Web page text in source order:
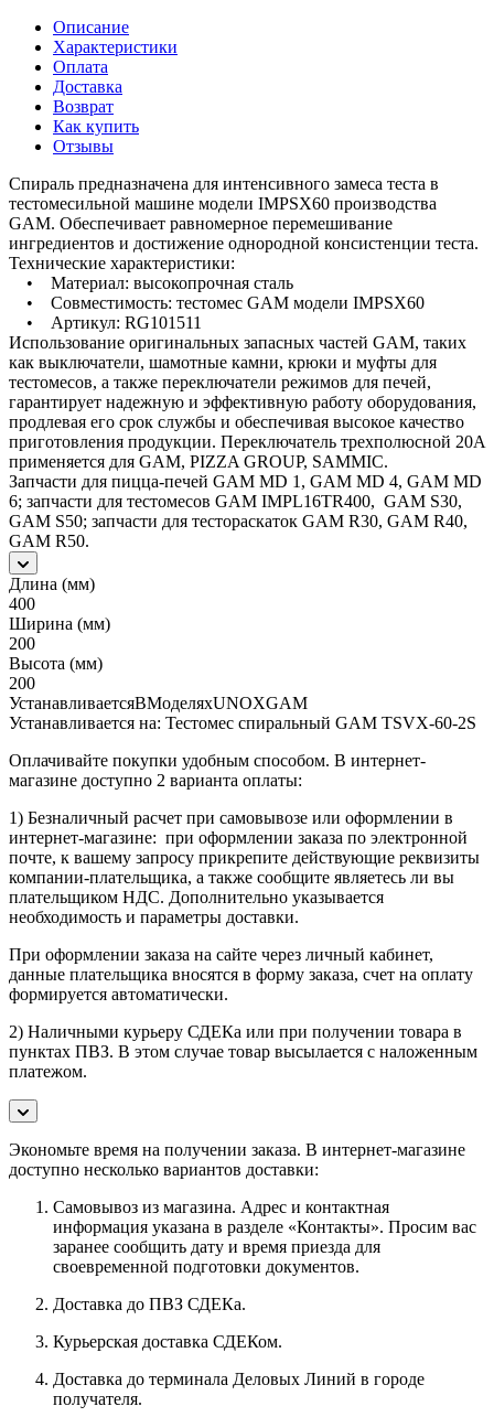
Описание
Характеристики
Оплата
Доставка
Возврат
Как купить
Отзывы
Спираль предназначена для интенсивного замеса теста в
тестомесильной машине модели IMPSX60 производства
GAM. Обеспечивает равномерное перемешивание
ингредиентов и достижение однородной консистенции теста.
Технические характеристики:
• Материал: высокопрочная сталь
• Совместимость: тестомес GAM модели IMPSX60
• Артикул: RG101511
Использование оригинальных запасных частей GAM, таких
как выключатели, шамотные камни, крюки и муфты для
тестомесов, а также переключатели режимов для печей,
гарантирует надежную и эффективную работу оборудования,
продлевая его срок службы и обеспечивая высокое качество
приготовления продукции. Переключатель трехполюсной 20A
применяется для GAM, PIZZA GROUP, SAMMIC.
Запчасти для пицца-печей GAM MD 1, GAM MD 4, GAM MD
6; запчасти для тестомесов GAM IMPL16TR400, GAM S30,
GAM S50; запчасти для тестораскаток GAM R30, GAM R40,
GAM R50.
Длина (мм)
400
Ширина (мм)
200
Высота (мм)
200
УстанавливаетсяВМоделяхUNOXGAM
Устанавливается на: Тестомес спиральный GAM TSVX-60-2S
Оплачивайте покупки удобным способом. В интернет-
магазине доступно 2 варианта оплаты:
1) Безналичный расчет при самовывозе или оформлении в
интернет-магазине: при оформлении заказа по электронной
почте, к вашему запросу прикрепите действующие реквизиты
компании-плательщика, а также сообщите являетесь ли вы
плательщиком НДС. Дополнительно указывается
необходимость и параметры доставки.
При оформлении заказа на сайте через личный кабинет,
данные плательщика вносятся в форму заказа, счет на оплату
формируется автоматически.
2) Наличными курьеру СДЕКа или при получении товара в
пунктах ПВЗ. В этом случае товар высылается с наложенным
платежом.
Экономьте время на получении заказа. В интернет-магазине
доступно несколько вариантов доставки:
Самовывоз из магазина. Адрес и контактная
информация указана в разделе «Контакты». Просим вас
заранее сообщить дату и время приезда для
своевременной подготовки документов.
Доставка до ПВЗ СДЕКа.
Курьерская доставка СДЕКом.
Доставка до терминала Деловых Линий в городе
получателя.